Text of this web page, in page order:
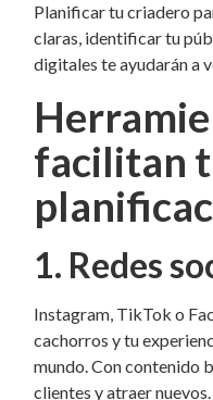
Planificar tu criadero
claras, identificar tu
digitales te ayudarán a
facilitan
1. Redes
Instagram, TikTok o
cachorros y tu
mundo. Con contenido
clientes y atraer nuevos.